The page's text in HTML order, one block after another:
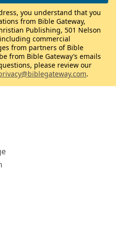
you understand that you
from Bible Gateway,
Publishing, 501 Nelson
commercial
from partners of Bible
from Bible Gateway’s emails
please review our
.